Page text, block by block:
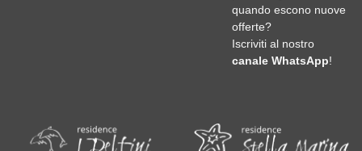
quando escono nuove
offerte?
Iscriviti al nostro
canale WhatsApp!